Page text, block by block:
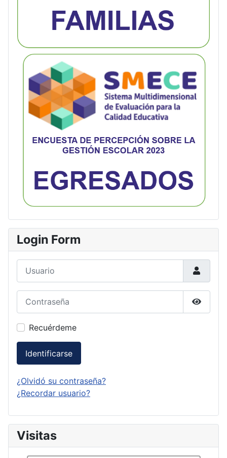
Login Form
Recuérdeme
Identificarse
¿Olvidó su contraseña?
¿Recordar usuario?
Visitas